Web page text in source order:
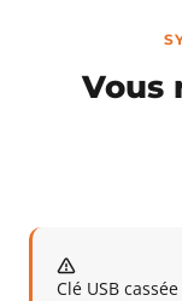
Vous
Clé USB